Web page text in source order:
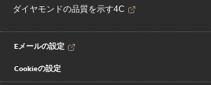
ダイヤモンドの品質を示す4C
Eメールの設定
Cookieの設定